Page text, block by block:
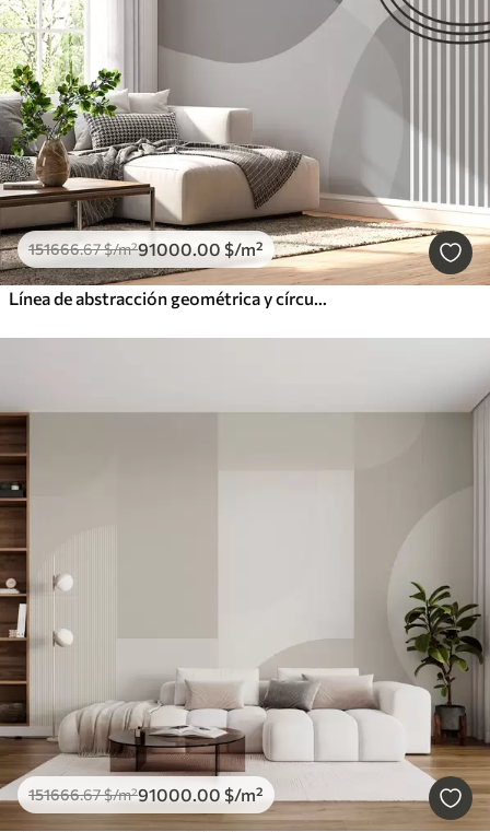
151666.67$/m²91000.00 $/m²
Línea de abstracción geométrica y círculo minimalista estilo moderno color gris
151666.67$/m²91000.00 $/m²